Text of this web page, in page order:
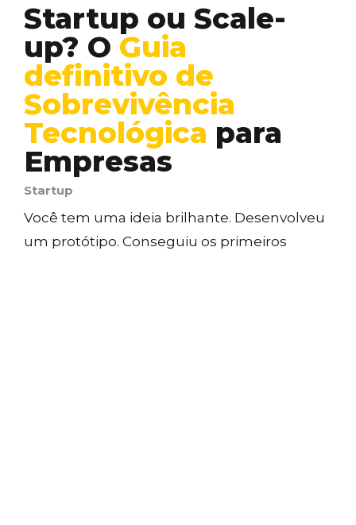
Startup ou Scale-
up? O Guia
definitivo de
Sobrevivência
Tecnológica para
Empresas
Startup
Você tem uma ideia brilhante. Desenvolveu
um protótipo. Conseguiu os primeiros